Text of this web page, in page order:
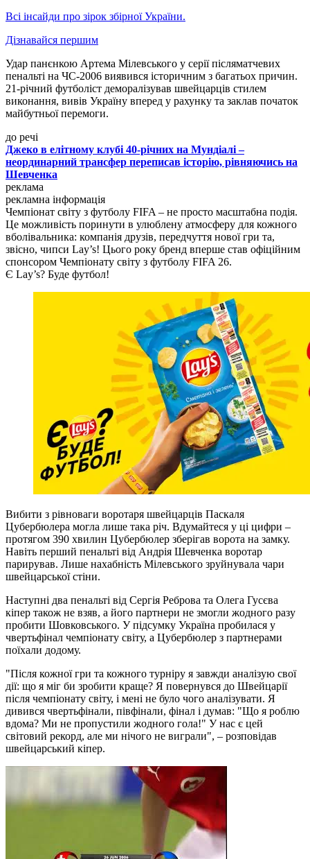
Всі інсайди про зірок збірної України.
Дізнавайся першим
Удар панєнкою Артема Мілевського у серії післяматчевих
пенальті на ЧС-2006 виявився історичним з багатьох причин.
21-річний футболіст деморалізував швейцарців стилем
виконання, вивів Україну вперед у рахунку та заклав початок
майбутньої перемоги.
до речі
Джеко в елітному клубі 40-річних на Мундіалі –
неординарний трансфер переписав історію, рівняючись на
Шевченка
реклама
рекламна інформація
Чемпіонат світу з футболу FIFA – не просто масштабна подія.
Це можливість поринути в улюблену атмосферу для кожного
вболівальника: компанія друзів, передчуття нової гри та,
звісно, чипси Lay’s! Цього року бренд вперше став офіційним
спонсором Чемпіонату світу з футболу FIFA 26.
Є Lay’s? Буде футбол!
Вибити з рівноваги воротаря швейцарців Паскаля
Цубербюлера могла лише така річ. Вдумайтеся у ці цифри –
протягом 390 хвилин Цубербюлер зберігав ворота на замку.
Навіть перший пенальті від Андрія Шевченка воротар
парирував. Лише нахабність Мілевського зруйнувала чари
швейцарської стіни.
Наступні два пенальті від Сергія Реброва та Олега Гусєва
кіпер також не взяв, а його партнери не змогли жодного разу
пробити Шовковського. У підсумку Україна пробилася у
чвертьфінал чемпіонату світу, а Цубербюлер з партнерами
поїхали додому.
"Після кожної гри та кожного турніру я завжди аналізую свої
дії: що я міг би зробити краще? Я повернувся до Швейцарії
після чемпіонату світу, і мені не було чого аналізувати. Я
дивився чвертьфінали, півфінали, фінал і думав: "Що я роблю
вдома? Ми не пропустили жодного гола!" У нас є цей
світовий рекорд, але ми нічого не виграли", – розповідав
швейцарський кіпер.